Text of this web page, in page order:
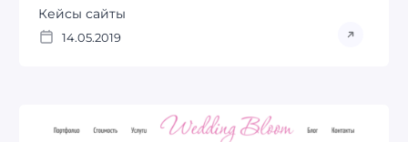
Кейсы сайты
14.05.2019